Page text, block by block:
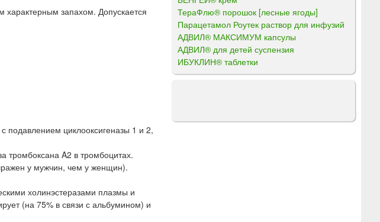
характерным запахом. Допускается
подавлением циклооксигеназы 1 и 2,
тромбоксана A2 в тромбоцитах.
у мужчин, чем у женщин).
холинэстеразами плазмы и
(на 75% в связи с альбумином) и
ТераФлю® порошок [лесные ягоды]
Парацетамол Роутек раствор для инфузий
АДВИЛ® МАКСИМУМ капсулы
АДВИЛ® для детей суспензия
ИБУКЛИН® таблетки